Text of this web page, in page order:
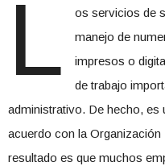
L
os servicios de
manejo de
impresos o
de trabajo
administrativo. De hecho, es
acuerdo con la Organización
resultado es que muchos